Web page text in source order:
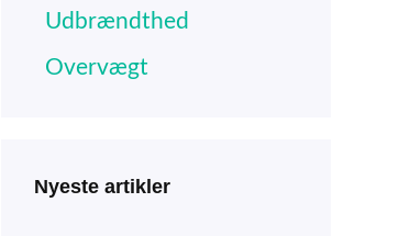
Udbrændthed
Overvægt
Nyeste artikler